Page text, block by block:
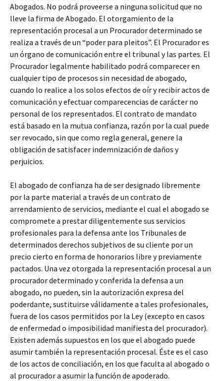
Abogados. No podrá proveerse a ninguna solicitud que no
lleve la firma de Abogado. El otorgamiento de la
representación procesal a un Procurador determinado se
realiza a través de un “poder para pleitos”. El Procurador es
un órgano de comunicación entre el tribunal y las partes. El
Procurador legalmente habilitado podrá comparecer en
cualquier tipo de procesos sin necesidad de abogado,
cuando lo realice a los solos efectos de oír y recibir actos de
comunicación y efectuar comparecencias de carácter no
personal de los representados. El contrato de mandato
está basado en la mutua confianza, razón por la cual puede
ser revocado, sin que como regla general, genere la
obligación de satisfacer indemnización de daños y
perjuicios.
El abogado de confianza ha de ser designado libremente
por la parte material a través de un contrato de
arrendamiento de servicios, mediante el cual el abogado se
compromete a prestar diligentemente sus servicios
profesionales para la defensa ante los Tribunales de
determinados derechos subjetivos de su cliente por un
precio cierto en forma de honorarios libre y previamente
pactados. Una vez otorgada la representación procesal a un
procurador determinado y conferida la defensa a un
abogado, no pueden, sin la autorización expresa del
poderdante, sustituirse válidamente a tales profesionales,
fuera de los casos permitidos por la Ley (excepto en casos
de enfermedad o imposibilidad manifiesta del procurador).
Existen además supuestos en los que el abogado puede
asumir también la representación procesal. Éste es el caso
de los actos de conciliación, en los que faculta al abogado o
al procurador a asumir la función de apoderado.